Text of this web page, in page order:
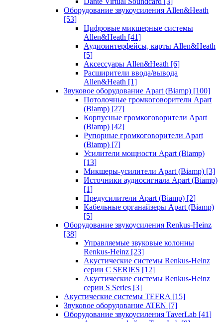
Оборудование звукоусиления Allen&Heath
[53]
Цифровые микшерные системы
Allen&Heath [41]
Аудиоинтерфейсы, карты Allen&Heath
[5]
Аксессуары Allen&Heath [6]
Расширители ввода/вывода
Allen&Heath [1]
Звуковое оборудование Apart (Biamp) [100]
Потолочные громкоговорители Apart
(Biamp) [27]
Корпусные громкоговорители Apart
(Biamp) [42]
Рупорные громкоговорители Apart
(Biamp) [7]
Усилители мощности Apart (Biamp)
[13]
Микшеры-усилители Apart (Biamp) [3]
Источники аудиосигнала Apart (Biamp)
[1]
Предусилители Apart (Biamp) [2]
Кабельные органайзеры Apart (Biamp)
[5]
Оборудование звукоусиления Renkus-Heinz
[38]
Управляемые звуковые колонны
Renkus-Heinz [23]
Акустические системы Renkus-Heinz
серии C SERIES [12]
Акустические системы Renkus-Heinz
серии S Series [3]
Акустические системы TEFRA [15]
Звуковое оборудование ATEN [7]
Оборудование звукоусиления TaverLab [41]